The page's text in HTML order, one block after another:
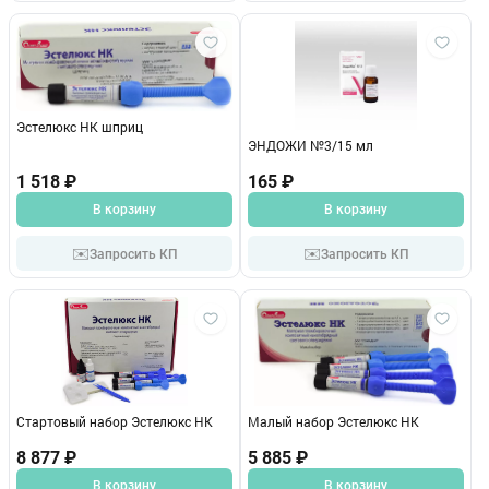
Эстелюкс НК шприц
1 518 ₽
В корзину
✉️Запросить КП
ЭНДОЖИ №3/15 мл
165 ₽
В корзину
✉️Запросить КП
Стартовый набор Эстелюкс НК
8 877 ₽
В корзину
Малый набор Эстелюкс НК
5 885 ₽
В корзину